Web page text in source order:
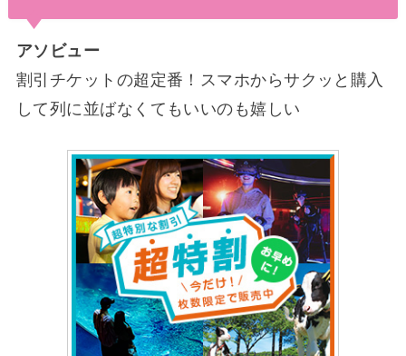
アソビュー
割引チケットの超定番！スマホからサクッと購入
して列に並ばなくてもいいのも嬉しい